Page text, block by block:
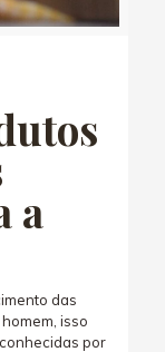
a
das
isso
por